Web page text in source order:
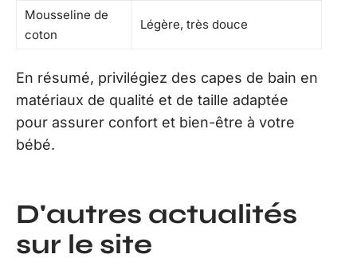
Mousseline de
coton
Légère, très douce
En résumé, privilégiez des capes de bain en
matériaux de qualité et de taille adaptée
pour assurer confort et bien-être à votre
bébé.
D'autres actualités
sur le site